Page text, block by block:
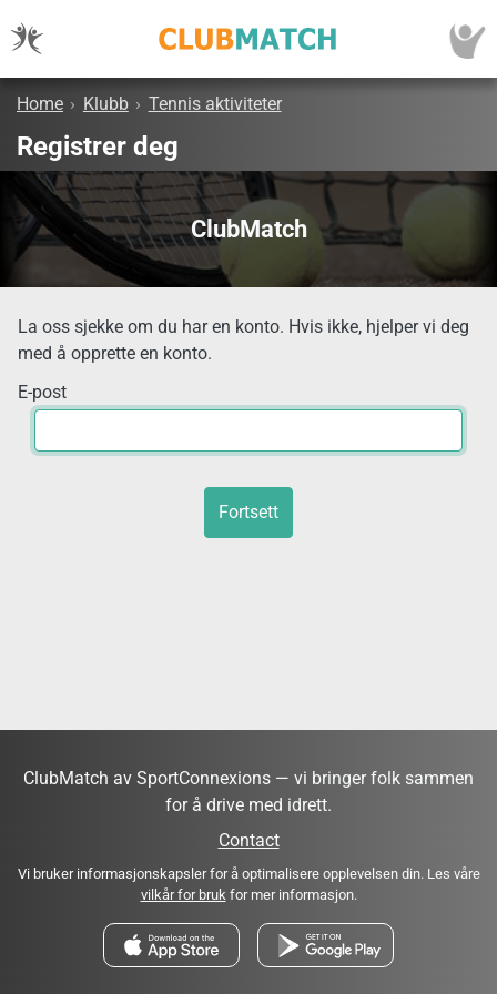
Home › Klubb › Tennis aktiviteter
Registrer deg
ClubMatch
La oss sjekke om du har en konto. Hvis ikke, hjelper vi deg
med å opprette en konto.
E-post
Fortsett
ClubMatch av SportConnexions — vi bringer folk sammen
for å drive med idrett.
Contact
Vi bruker informasjonskapsler for å optimalisere opplevelsen din. Les våre
vilkår for brukfor mer informasjon.